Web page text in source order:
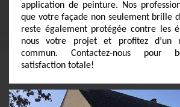
application de peinture. Nos
que votre façade non seulement brille
reste également protégée contre les
nous votre projet et profitez d’un
commun. Contactez-nous pour
satisfaction totale!